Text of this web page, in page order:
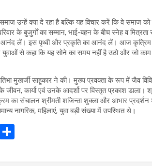
उन्हें क्या दे रहा है बल्कि यह विचार करें कि वे समाज
के बुजुर्गों का सम्मान, भाई-बहन के बीच स्नेह व मित्रता
लें। इस पृथ्वी और प्रकृति का आनंद लें। आज कृत्रिम
से कहा कि यह सोने का समय नहीं है उठो और जो
मुखर्जी साहूकार ने की। मुख्य प्रवक्ता के रूप में जैव
जीवन, कार्यो एवं उनके आदर्शो पर विस्तृत प्रकाश डाला।
का संचालन श्रीमती शजिन्ता शुक्ला और आभार प्रदर्शन
नागरिक, महिलाएं, युवा बड़ी संख्या में उपस्थित थे।